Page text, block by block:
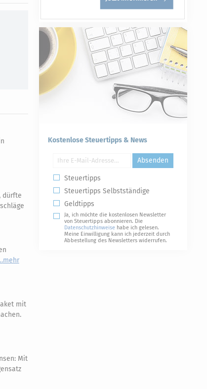
dürfte
mehr
mit
Mit
Kostenlose Steuertipps & News
Absenden
Steuertipps
Steuertipps Selbstständige
Geldtipps
Ja, ich möchte die kostenlosen Newsletter
von Steuertipps abonnieren. Die
Datenschutzhinweise habe ich gelesen.
Meine Einwilligung kann ich jederzeit durch
Abbestellung des Newsletters widerrufen.